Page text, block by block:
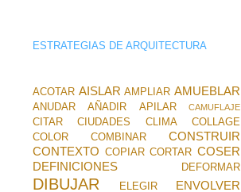
ESTRATEGIAS DE ARQUITECTURA
ACOTAR AISLAR AMPLIAR AMUEBLAR
ANUDAR AÑADIR APILAR CAMUFLAJE
CITAR CIUDADES CLIMA
COLLAGE
COLOR
COMBINAR
CONSTRUIR
CONTEXTO COPIAR CORTAR COSER
DEFINICIONES
DEFORMAR
DIBUJAR ELEGIR
ENVOLVER